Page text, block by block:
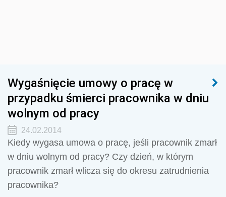
Wygaśnięcie umowy o pracę w
przypadku śmierci pracownika w dniu
wolnym od pracy
24.02.2014
Kiedy wygasa umowa o pracę, jeśli pracownik zmarł
w dniu wolnym od pracy? Czy dzień, w którym
pracownik zmarł wlicza się do okresu zatrudnienia
pracownika?